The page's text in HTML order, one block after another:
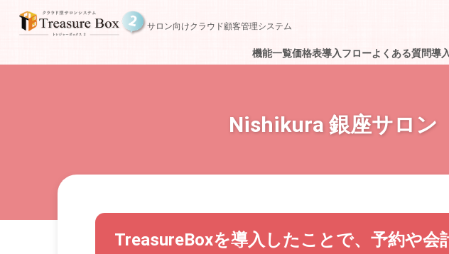
サロン向けクラウド顧客管理システム
機能一覧価格表導入フローよくある質問導
Nishikura 銀座サロン
TreasureBoxを導入したことで、予約や